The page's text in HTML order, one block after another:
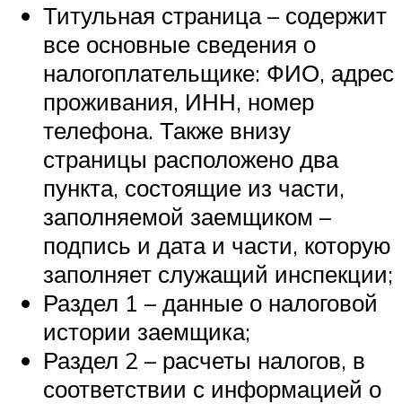
Титульная страница – содержит
все основные сведения о
налогоплательщике: ФИО, адрес
проживания, ИНН, номер
телефона. Также внизу
страницы расположено два
пункта, состоящие из части,
заполняемой заемщиком –
подпись и дата и части, которую
заполняет служащий инспекции;
Раздел 1 – данные о налоговой
истории заемщика;
Раздел 2 – расчеты налогов, в
соответствии с информацией о